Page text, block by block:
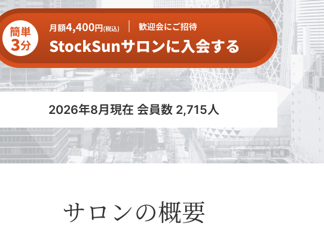
2026年8月現在 会員数 2,715人
サロンの概要